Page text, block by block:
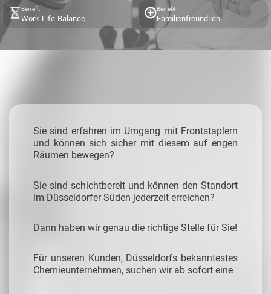
Benefit
Work-Life-Balance
Benefit
Familienfreundlich
Sie sind erfahren im Umgang mit Frontstaplern
und können sich sicher mit diesem auf engen
Räumen bewegen?
Sie sind schichtbereit und können den Standort
im Düsseldorfer Süden jederzeit erreichen?
Dann haben wir genau die richtige Stelle für Sie!
Für unseren Kunden, Düsseldorfs bekanntestes
Chemieunternehmen, suchen wir ab sofort eine